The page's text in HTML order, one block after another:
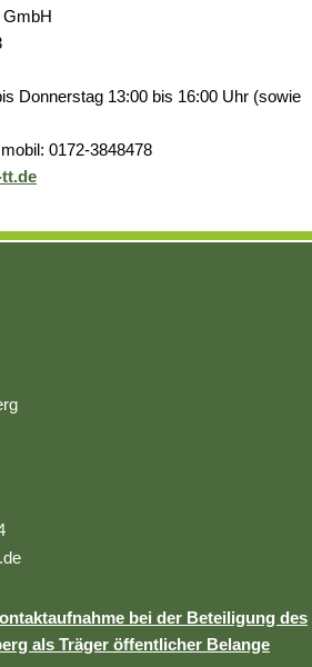
GmbH
Donnerstag 13:00 bis 16:00 Uhr (sowie
0172-3848478
bei der Beteiligung des
als Träger öffentlicher Belange